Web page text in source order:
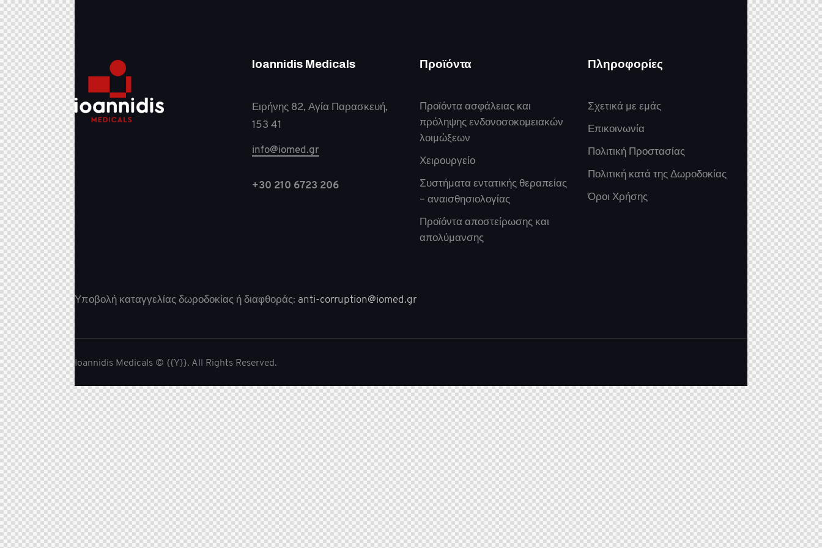
Ioannidis Medicals
Ειρήνης 82, Αγία Παρασκευή,
153 41
info@iomed.gr
+30 210 6723 206
Προϊόντα
Προϊόντα ασφάλειας και
πρόληψης ενδονοσοκομειακών
λοιμώξεων
Χειρουργείο
Συστήματα εντατικής θεραπείας
– αναισθησιολογίας
Προϊόντα αποστείρωσης και
απολύμανσης
Πληροφορίες
Σχετικά με εμάς
Επικοινωνία
Πολιτική Προστασίας
Πολιτική κατά της Δωροδοκίας
Όροι Χρήσης
Υποβολή καταγγελίας δωροδοκίας ή διαφθοράς: anti-corruption@iomed.gr
Ioannidis Medicals © {{Y}}. All Rights Reserved.